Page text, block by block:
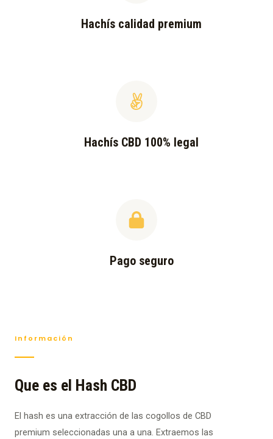
Hachís calidad premium
Hachís CBD 100% legal
Pago seguro
Información
Que es el Hash CBD
El hash es una extracción de las cogollos de CBD
premium seleccionadas una a una. Extraemos las